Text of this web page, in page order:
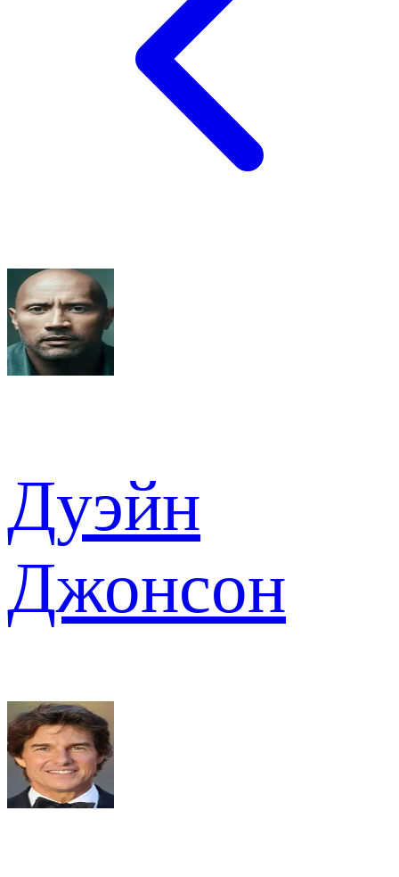
Дуэйн
Джонсон